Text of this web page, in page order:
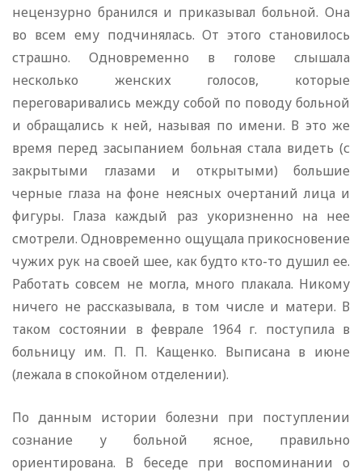
нецензурно бранился и приказывал больной. Она
во всем ему подчинялась. От этого становилось
страшно. Одновременно в голове слышала
несколько женских голосов, которые
переговаривались между собой по поводу больной
и обращались к ней, называя по имени. В это же
время перед засыпанием больная стала видеть (с
закрытыми глазами и открытыми) большие
черные глаза на фоне неясных очертаний лица и
фигуры. Глаза каждый раз укоризненно на нее
смотрели. Одновременно ощущала прикосновение
чужих рук на своей шее, как будто кто-то душил ее.
Работать совсем не могла, много плакала. Никому
ничего не рассказывала, в том числе и матери. В
таком состоянии в феврале 1964 г. поступила в
больницу им. П. П. Кащенко. Выписана в июне
(лежала в спокойном отделении).
По данным истории болезни при поступлении
сознание у больной ясное, правильно
ориентирована. В беседе при воспоминании о